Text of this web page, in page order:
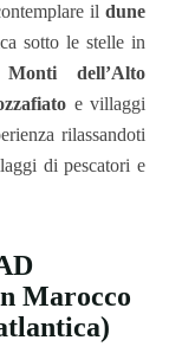
ildune
sotto le stelle in
Monti dell’Alto
e villaggi
rilassandoti
di pescatori e
Marocco